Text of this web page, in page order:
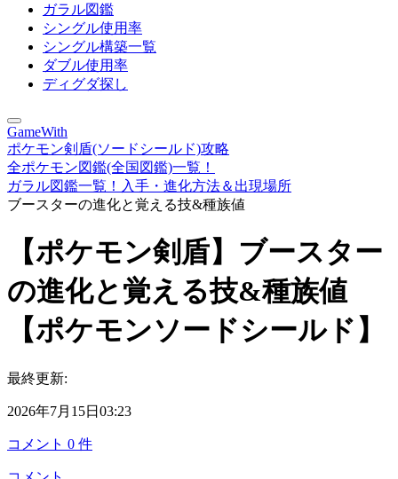
ガラル図鑑
シングル使用率
シングル構築一覧
ダブル使用率
ディグダ探し
GameWith
ポケモン剣盾(ソードシールド)攻略
全ポケモン図鑑(全国図鑑)一覧！
ガラル図鑑一覧！入手・進化方法＆出現場所
ブースターの進化と覚える技&種族値
【ポケモン剣盾】ブースター
の進化と覚える技&種族値
【ポケモンソードシールド】
最終更新:
2026年7月15日03:23
コメント 0 件